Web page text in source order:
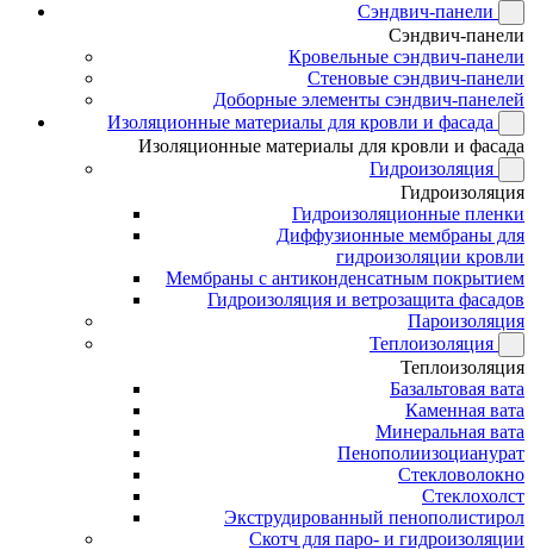
Сэндвич-панели
Сэндвич-панели
Кровельные сэндвич-панели
Стеновые сэндвич-панели
Доборные элементы сэндвич-панелей
Изоляционные материалы для кровли и фасада
Изоляционные материалы для кровли и фасада
Гидроизоляция
Гидроизоляция
Гидроизоляционные пленки
Диффузионные мембраны для
гидроизоляции кровли
Мембраны с антиконденсатным покрытием
Гидроизоляция и ветрозащита фасадов
Пароизоляция
Теплоизоляция
Теплоизоляция
Базальтовая вата
Каменная вата
Минеральная вата
Пенополиизоцианурат
Стекловолокно
Стеклохолст
Экструдированный пенополистирол
Скотч для паро- и гидроизоляции